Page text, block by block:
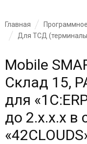
Главная
Для ТСД
Mobile
Склад 15,
для
до 2.x.x.x в